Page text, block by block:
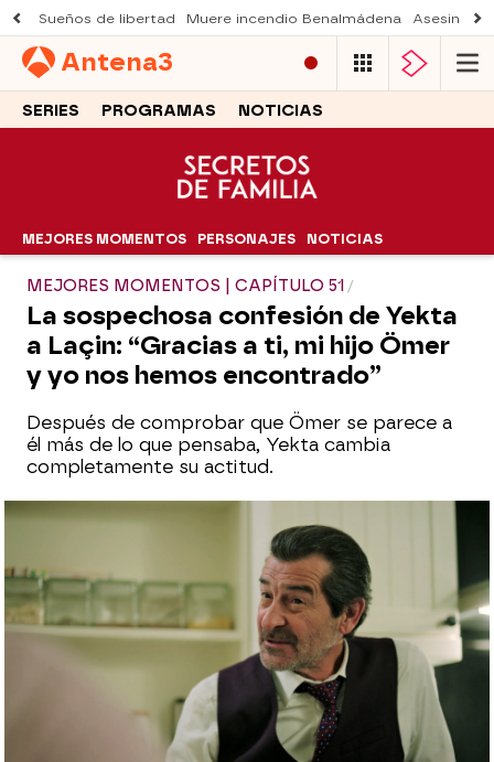
Sueños de libertad Muere incendio Benalmádena Asesinato
Antena3
SERIES PROGRAMAS NOTICIAS
MEJORES MOMENTOS PERSONAJES NOTICIAS
MEJORES MOMENTOS | CAPÍTULO 51
La sospechosa confesión de Yekta
a Laçin: “Gracias a ti, mi hijo Ömer
y yo nos hemos encontrado”
Después de comprobar que Ömer se parece a
él más de lo que pensaba, Yekta cambia
completamente su actitud.
¡No hay dudas!: ¡Yekta descubre que Ömer
es su hijo gracias a la prueba de ADN!
Julia Zapata López |